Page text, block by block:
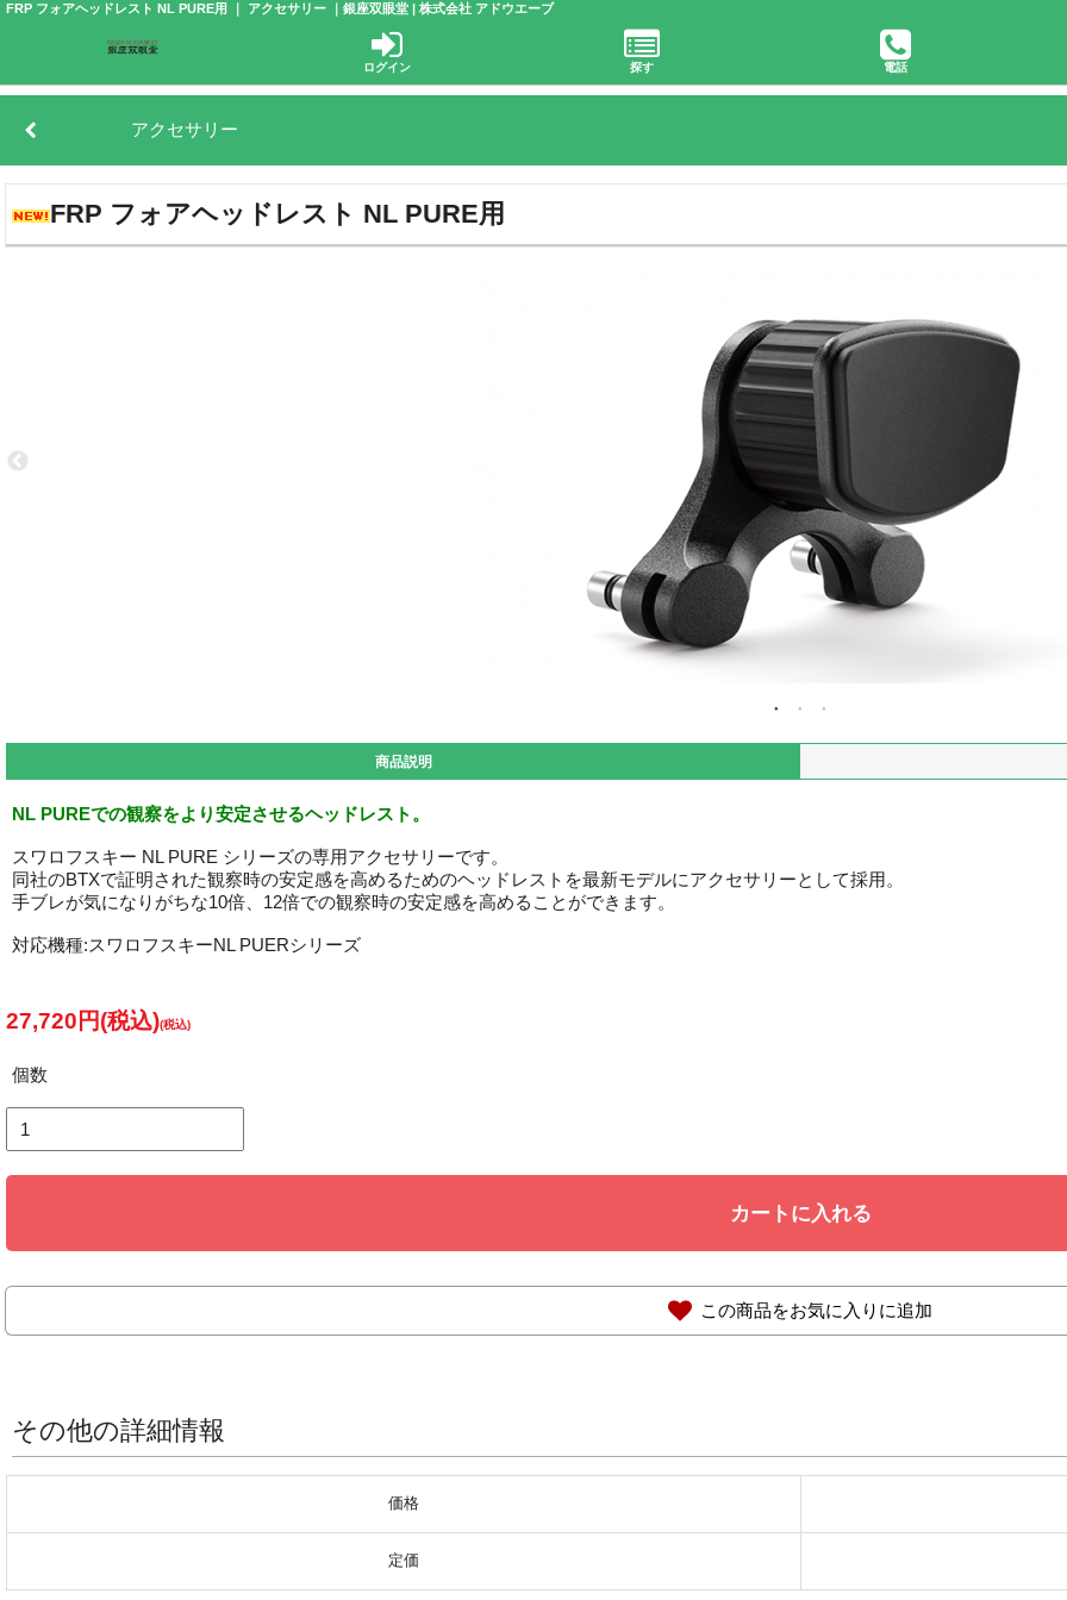
アクセサリー
FRP フォアヘッドレスト NL PURE用
商品説明
NL PUREでの観察をより安定させるヘッドレスト。
スワロフスキー NL PURE シリーズの専用アクセサリーです。
同社のBTXで証明された観察時の安定感を高めるためのヘッドレストを最新モデルにアクセサリーとして採用。
手ブレが気になりがちな10倍、12倍での観察時の安定感を高めることができます。
対応機種:スワロフスキーNL PUERシリーズ
27,720円(税込)
個数
カートに入れる
この商品をお気に入りに追加
その他の詳細情報
価格
定価
FRP フォアヘッドレスト NL PURE用 ｜ アクセサリー ｜銀座双眼堂 | 株式会社 アドウエーブ
ログイン 探す 電話